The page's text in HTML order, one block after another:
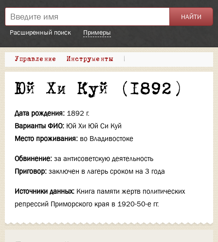
Расширенный поиск Примеры
Управление Инструменты |
Юй Хи Куй (1892)
Дата рождения: 1892 г.
Варианты ФИО: Юй Хи Юй Си Куй
Место проживания: во Владивостоке
Обвинение: за антисоветскую деятельность
Приговор: заключен в лагерь сроком на 3 года
Источники данных: Книга памяти жертв политических
репрессий Приморского края в 1920-50-е гг.